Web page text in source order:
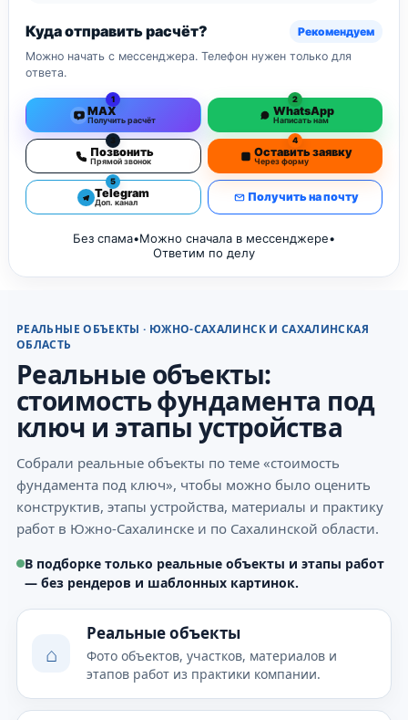
Куда отправить расчёт?
Рекомендуем
Можно начать с мессенджера. Телефон нужен только для
ответа.
1
MAX
Получить расчёт
2
WhatsApp
Написать нам
3
Позвонить
Прямой звонок
4
Оставить заявку
Через форму
5
Telegram
Доп. канал Получить на почту
Без спама•Можно сначала в мессенджере•
Ответим по делу
РЕАЛЬНЫЕ ОБЪЕКТЫ · ЮЖНО-САХАЛИНСК И САХАЛИНСКАЯ
ОБЛАСТЬ
Реальные объекты:
стоимость фундамента под
ключ и этапы устройства
Собрали реальные объекты по теме «стоимость
фундамента под ключ», чтобы можно было оценить
конструктив, этапы устройства, материалы и практику
работ в Южно-Сахалинске и по Сахалинской области.
В подборке только реальные объекты и этапы работ
— без рендеров и шаблонных картинок.
⌂
Реальные объекты
Фото объектов, участков, материалов и
этапов работ из практики компании.